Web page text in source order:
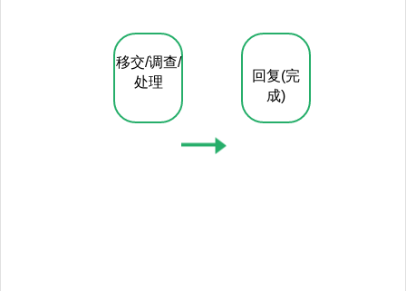
移交/调查/
处理​​
回复(完
成)​​​